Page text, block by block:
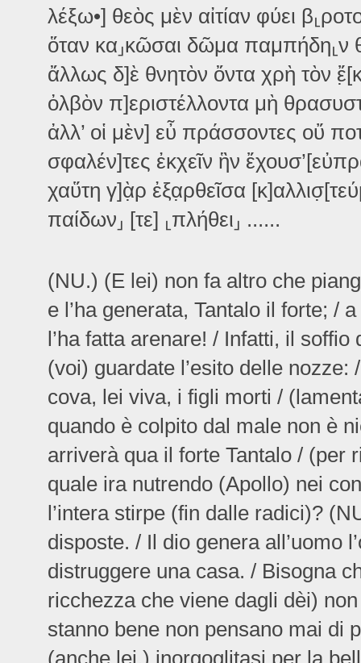
λέξω•] θεὸς μὲν αἰτίαν φύει
ὅταν κα⸥κῶσαι δῶμα παμπήδη⸤ν
ἄλλως δ]ὲ θνητὸν ὄντα χρὴ τὸν
ὀλβὸν π]εριστέλλοντα μὴ
ἀλλ’ οἱ μὲν] εὖ πράσσοντες οὔ
σφαλέν]τες ἐκχεῖν ἣν
χαὕτη γ]ὰ̣ρ ἐξα̣ρθεῖσα
παίδων⸥ [τε] ⸤πλήθει⸥ ......
(NU.) (E lei) non fa altro che
e l’ha generata, Tantalo il forte; /
l’ha fatta arenare! / Infatti, il
(voi) guardate l’esito delle
cova, lei viva, i figli morti /
quando è colpito dal male non è
arriverà qua il forte Tantalo / (per
quale ira nutrendo (Apollo) nei
l’intera stirpe (fin dalle radici)?
disposte. / Il dio genera all’uomo
distruggere una casa. / Bisogna
ricchezza che viene dagli dèi)
stanno bene non pensano mai di
(anche lei,) inorgoglitasi per la